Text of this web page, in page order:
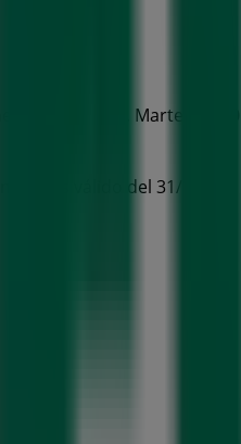
- 23:59, Martes
que es válido del 31/7/